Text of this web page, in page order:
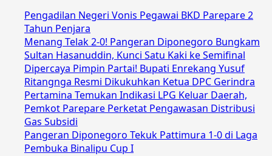
Pengadilan Negeri Vonis Pegawai BKD Parepare 2
Tahun Penjara
Menang Telak 2-0! Pangeran Diponegoro Bungkam
Sultan Hasanuddin, Kunci Satu Kaki ke Semifinal
Dipercaya Pimpin Partai! Bupati Enrekang Yusuf
Ritangnga Resmi Dikukuhkan Ketua DPC Gerindra
Pertamina Temukan Indikasi LPG Keluar Daerah,
Pemkot Parepare Perketat Pengawasan Distribusi
Gas Subsidi
Pangeran Diponegoro Tekuk Pattimura 1-0 di Laga
Pembuka Binalipu Cup I